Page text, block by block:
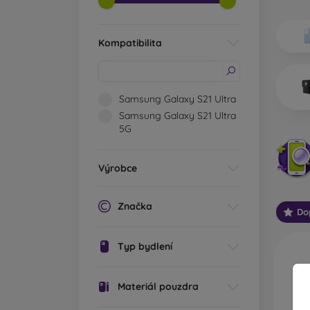
Kompatibilita
Samsung Galaxy S21 Ultra
Samsung Galaxy S21 Ultra
5G
Výrobce
Značka
Typ bydlení
Materiál pouzdra